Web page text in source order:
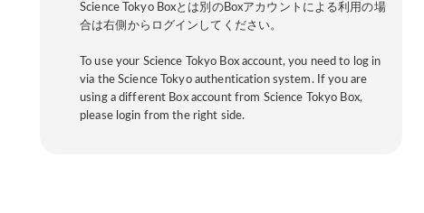
Science Tokyo Boxとは別のBoxアカウントによる利用の場
合は右側からログインしてください。
To use your Science Tokyo Box account, you need to log in
via the Science Tokyo authentication system. If you are
using a different Box account from Science Tokyo Box,
please login from the right side.